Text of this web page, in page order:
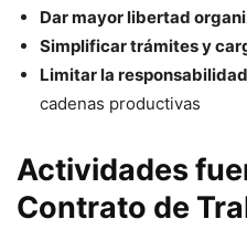
Dar mayor libertad
Simplificar trámites y
Limitar la
cadenas productivas
Actividades
Contrato de